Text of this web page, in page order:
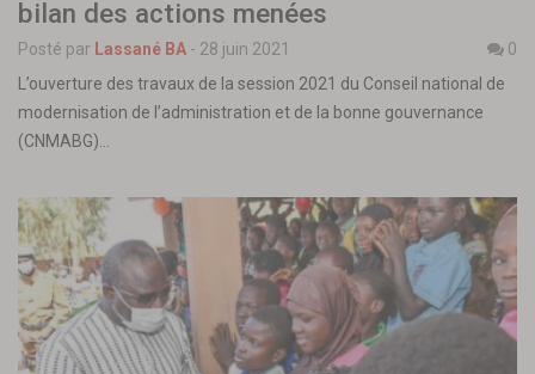
bilan des actions menées
Posté par Lassané BA - 28 juin 2021
0
L’ouverture des travaux de la session 2021 du Conseil national de
modernisation de l’administration et de la bonne gouvernance
(CNMABG)…